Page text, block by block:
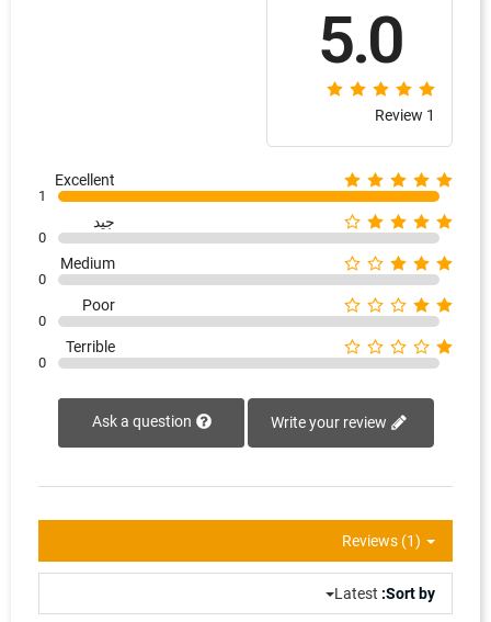
5.0
1 Review
Excellent
1
جيد
0
Medium
0
Poor
0
Terrible
0
Reviews (1)
Sort by:
Latest